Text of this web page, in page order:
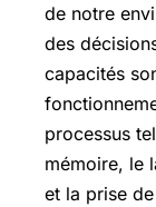
de notre
des
capacités
processus
mémoire, le
et la prise